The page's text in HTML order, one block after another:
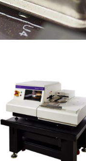
MPI射
MPI全自动
MPI全自
冷
探针冷
外置探针
扫描电镜